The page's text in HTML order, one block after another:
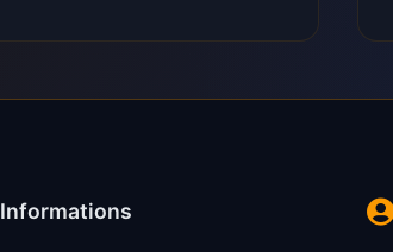
Informations